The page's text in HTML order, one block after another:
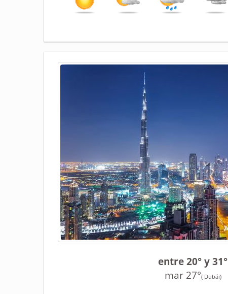
entre 20° y 31°
mar 27°( Dubái)